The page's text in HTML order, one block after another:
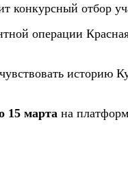
конкурсный отбор
операции
историю
15 марта на